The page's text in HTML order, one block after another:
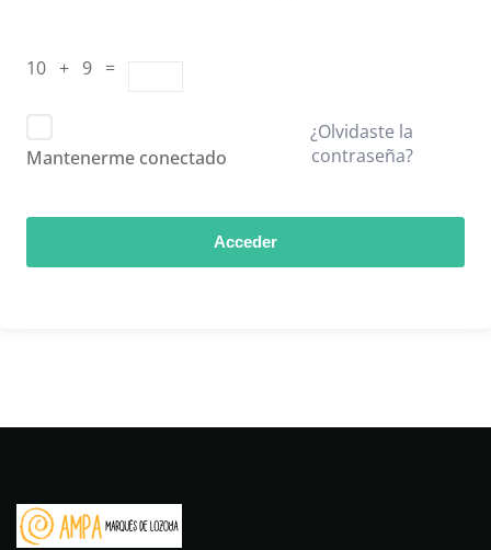
10 + 9 =
Mantenerme conectado
¿Olvidaste la
contraseña?
Acceder